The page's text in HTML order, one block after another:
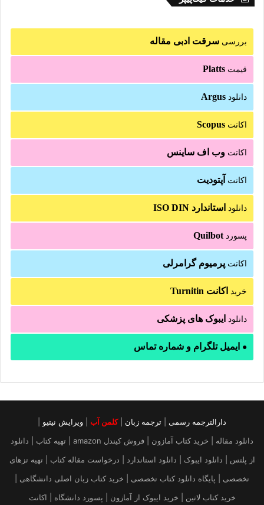
بررسی سرقت ادبی مقاله
قیمت Platts
دانلود Argus
اکانت Scopus
اکانت وب اف ساینس
اکانت آپتودیت
دانلود استاندارد ISO DIN
پسوردQuilbot
اکانت پرمیوم گرامرلی
خرید اکانت Turnitin
دانلود ایبوک های پزشکی
● ایمیل تلگرام و شماره تماس
دارالترجمه رسمی ترجمه زبان |کلمن آب ویرایش نیتیو
دانلود مقاله | خرید کتاب آمازون | فروش کیندل amazon | تهیه کتاب | دانلود
از پلتس | دانلود ایبوک | دانلود استاندارد | درخواست مقاله کتاب | تهیه تزهای
تخصصی | پایگاه دانلود کتاب تخصصی | خرید کتاب زبان اصلی دانشگاهی |
خرید کتاب لاتین | خرید ایبوک از آمازون | پسورد دانشگاه | اکانت